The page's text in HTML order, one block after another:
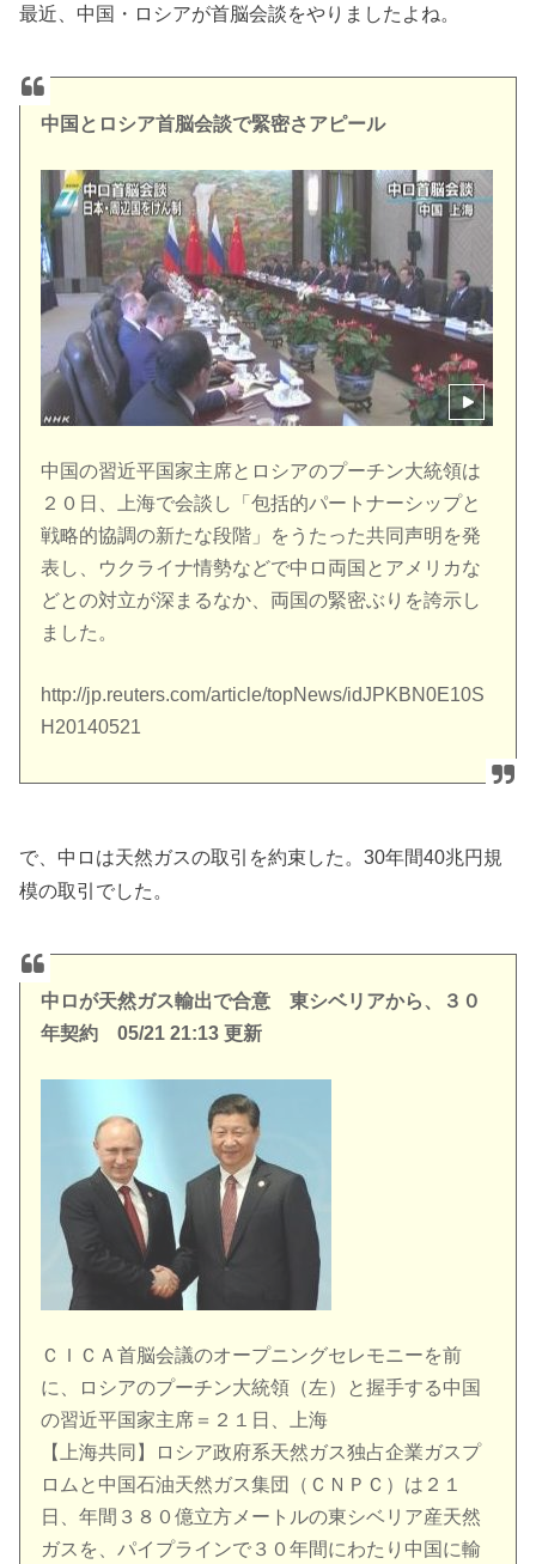
最近、中国・ロシアが首脳会談をやりましたよね。
中国とロシア首脳会談で緊密さアピール
中国の習近平国家主席とロシアのプーチン大統領は
２０日、上海で会談し「包括的パートナーシップと
戦略的協調の新たな段階」をうたった共同声明を発
表し、ウクライナ情勢などで中ロ両国とアメリカな
どとの対立が深まるなか、両国の緊密ぶりを誇示し
ました。
http://jp.reuters.com/article/topNews/idJPKBN0E10S
H20140521
で、中ロは天然ガスの取引を約束した。30年間40兆円規
模の取引でした。
中ロが天然ガス輸出で合意 東シベリアから、３０
年契約 05/21 21:13 更新
ＣＩＣＡ首脳会議のオープニングセレモニーを前
に、ロシアのプーチン大統領（左）と握手する中国
の習近平国家主席＝２１日、上海
【上海共同】ロシア政府系天然ガス独占企業ガスプ
ロムと中国石油天然ガス集団（ＣＮＰＣ）は２１
日、年間３８０億立方メートルの東シベリア産天然
ガスを、パイプラインで３０年間にわたり中国に輸